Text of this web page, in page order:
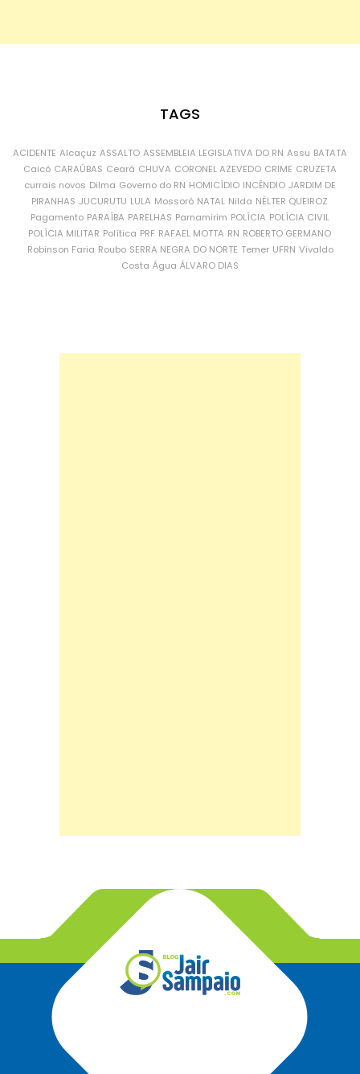
TAGS
ACIDENTE Alcaçuz ASSALTO ASSEMBLEIA LEGISLATIVA DO RN Assu BATATA
Caicó CARAÚBAS Ceará CHUVA CORONEL AZEVEDO CRIME CRUZETA
currais novos Dilma Governo do RN HOMICÍDIO INCÊNDIO JARDIM DE
PIRANHAS JUCURUTU LULA Mossoró NATAL Nilda NÉLTER QUEIROZ
Pagamento PARAÍBA PARELHAS Parnamirim POLÍCIA POLÍCIA CIVIL
POLÍCIA MILITAR Política PRF RAFAEL MOTTA RN ROBERTO GERMANO
Robinson Faria Roubo SERRA NEGRA DO NORTE Temer UFRN Vivaldo
Costa Água ÁLVARO DIAS